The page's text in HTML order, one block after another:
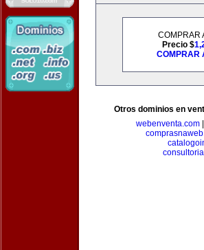
COMPRAR
Precio $
COMPRAR
Otros dominios en
webenventa.com